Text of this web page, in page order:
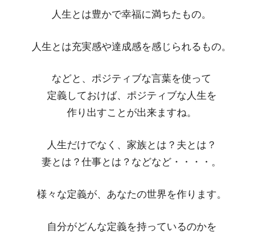
人生とは豊かで幸福に満ちたもの。
人生とは充実感や達成感を感じられるもの。
などと、ポジティブな言葉を使って
定義しておけば、ポジティブな人生を
作り出すことが出来ますね。
人生だけでなく、家族とは？夫とは？
妻とは？仕事とは？などなど・・・・。
様々な定義が、あなたの世界を作ります。
自分がどんな定義を持っているのかを